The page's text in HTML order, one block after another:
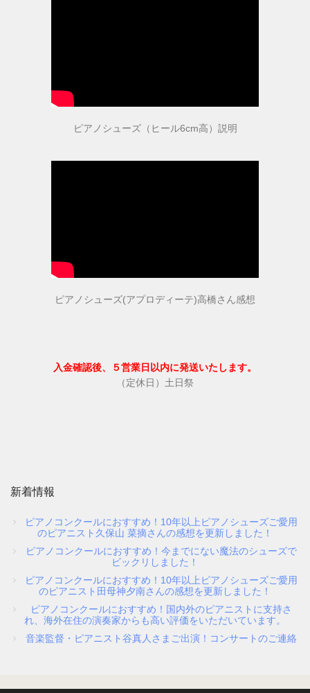
ピアノシューズ（ヒール6cm高）説明
ピアノシューズ(アプロディーテ)高橋さん感想
入金確認後、５営業日以内に発送いたします。
（定休日）土日祭
新着情報
ピアノコンクールにおすすめ！10年以上ピアノシューズご愛用
のピアニスト久保山 菜摘さんの感想を更新しました！
ピアノコンクールにおすすめ！今までにない魔法のシューズで
ビックリしました！
ピアノコンクールにおすすめ！10年以上ピアノシューズご愛用
のピアニスト田母神夕南さんの感想を更新しました！
ピアノコンクールにおすすめ！国内外のピアニストに支持さ
れ、海外在住の演奏家からも高い評価をいただいています。
音楽監督・ピアニスト谷真人さまご出演！コンサートのご連絡